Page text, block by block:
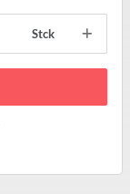
Stck